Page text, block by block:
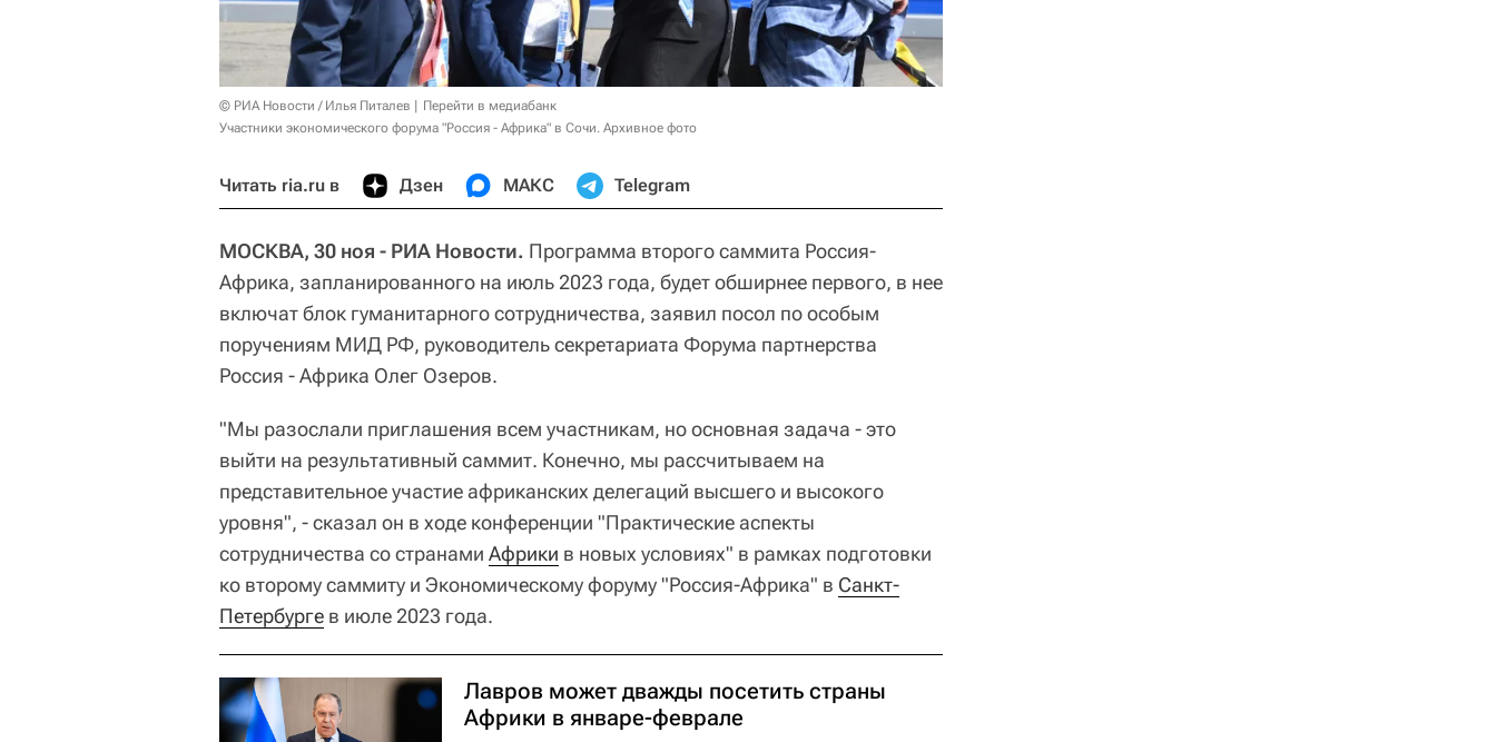
© РИА Новости / Илья Питалев
Перейти в медиабанк
Участники экономического форума "Россия - Африка" в Сочи. Архивное фото
Читать ria.ru в Дзен МАКС Telegram
МОСКВА, 30 ноя - РИА Новости. Программа второго саммита Россия-
Африка, запланированного на июль 2023 года, будет обширнее первого, в нее
включат блок гуманитарного сотрудничества, заявил посол по особым
поручениям МИД РФ, руководитель секретариата Форума партнерства
Россия - Африка Олег Озеров.
"Мы разослали приглашения всем участникам, но основная задача - это
выйти на результативный саммит. Конечно, мы рассчитываем на
представительное участие африканских делегаций высшего и высокого
уровня", - сказал он в ходе конференции "Практические аспекты
сотрудничества со странами Африки в новых условиях" в рамках подготовки
ко второму саммиту и Экономическому форуму "Россия-Африка" в Санкт-
Петербурге в июле 2023 года.
Лавров может дважды посетить страны
Африки в январе-феврале